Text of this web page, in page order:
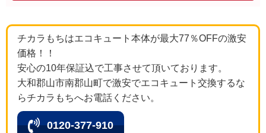
チカラもちはエコキュート本体が最大77％OFFの激安
価格！！
安心の10年保証込で工事させて頂いております。
大和郡山市南郡山町で激安でエコキュート交換するな
らチカラもちへお電話ください。
0120-377-910